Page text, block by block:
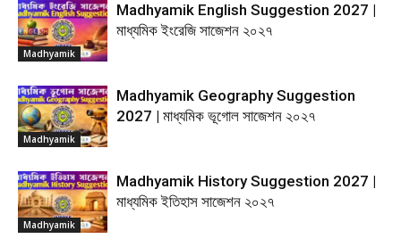
Madhyamik
Madhyamik English Suggestion 2027 |
মাধ্যমিক ইংরেজি সাজেশন ২০২৭
Madhyamik
Madhyamik Geography Suggestion
2027 | মাধ্যমিক ভূগোল সাজেশন ২০২৭
Madhyamik
Madhyamik History Suggestion 2027 |
মাধ্যমিক ইতিহাস সাজেশন ২০২৭